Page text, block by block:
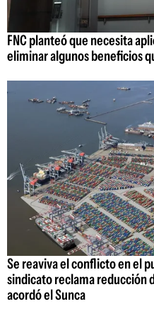
FNC planteó que necesita
eliminar algunos beneficios
Se reaviva el conflicto en el
sindicato reclama reducción
acordó el Sunca